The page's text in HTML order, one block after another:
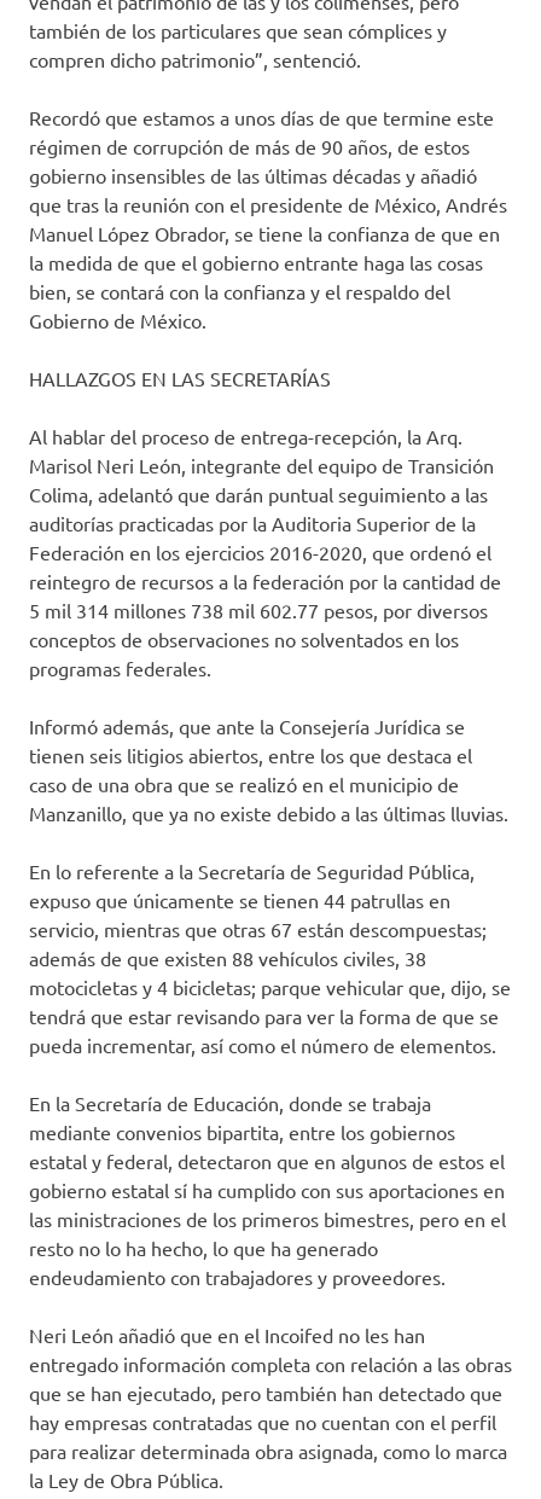
también de los particulares que sean cómplices y
compren dicho patrimonio”, sentenció.
Recordó que estamos a unos días de que termine este
régimen de corrupción de más de 90 años, de estos
gobierno insensibles de las últimas décadas y añadió
que tras la reunión con el presidente de México, Andrés
Manuel López Obrador, se tiene la confianza de que en
la medida de que el gobierno entrante haga las cosas
bien, se contará con la confianza y el respaldo del
Gobierno de México.
HALLAZGOS EN LAS SECRETARÍAS
Al hablar del proceso de entrega-recepción, la Arq.
Marisol Neri León, integrante del equipo de Transición
Colima, adelantó que darán puntual seguimiento a las
auditorías practicadas por la Auditoria Superior de la
Federación en los ejercicios 2016-2020, que ordenó el
reintegro de recursos a la federación por la cantidad de
5 mil 314 millones 738 mil 602.77 pesos, por diversos
conceptos de observaciones no solventados en los
programas federales.
Informó además, que ante la Consejería Jurídica se
tienen seis litigios abiertos, entre los que destaca el
caso de una obra que se realizó en el municipio de
Manzanillo, que ya no existe debido a las últimas lluvias.
En lo referente a la Secretaría de Seguridad Pública,
expuso que únicamente se tienen 44 patrullas en
servicio, mientras que otras 67 están descompuestas;
además de que existen 88 vehículos civiles, 38
motocicletas y 4 bicicletas; parque vehicular que, dijo, se
tendrá que estar revisando para ver la forma de que se
pueda incrementar, así como el número de elementos.
En la Secretaría de Educación, donde se trabaja
mediante convenios bipartita, entre los gobiernos
estatal y federal, detectaron que en algunos de estos el
gobierno estatal sí ha cumplido con sus aportaciones en
las ministraciones de los primeros bimestres, pero en el
resto no lo ha hecho, lo que ha generado
endeudamiento con trabajadores y proveedores.
Neri León añadió que en el Incoifed no les han
entregado información completa con relación a las obras
que se han ejecutado, pero también han detectado que
hay empresas contratadas que no cuentan con el perfil
para realizar determinada obra asignada, como lo marca
la Ley de Obra Pública.